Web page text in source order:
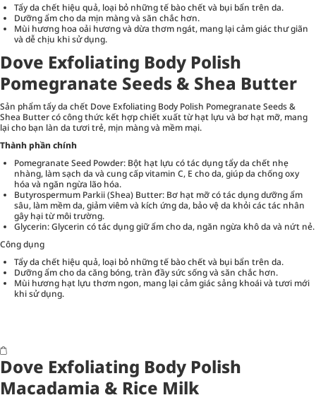
Tẩy da chết hiệu quả, loại bỏ những tế bào chết và bụi bẩn trên da.
Dưỡng ẩm cho da mịn màng và săn chắc hơn.
Mùi hương hoa oải hương và dừa thơm ngát, mang lại cảm giác thư giãn
và dễ chịu khi sử dụng.
Dove Exfoliating Body Polish
Pomegranate Seeds & Shea Butter
Sản phẩm tẩy da chết Dove Exfoliating Body Polish Pomegranate Seeds &
Shea Butter có công thức kết hợp chiết xuất từ hạt lựu và bơ hạt mỡ, mang
lại cho bạn làn da tươi trẻ, mịn màng và mềm mại.
Thành phần chính
Pomegranate Seed Powder: Bột hạt lựu có tác dụng tẩy da chết nhẹ
nhàng, làm sạch da và cung cấp vitamin C, E cho da, giúp da chống oxy
hóa và ngăn ngừa lão hóa.
Butyrospermum Parkii (Shea) Butter: Bơ hạt mỡ có tác dụng dưỡng ẩm
sâu, làm mềm da, giảm viêm và kích ứng da, bảo vệ da khỏi các tác nhân
gây hại từ môi trường.
Glycerin: Glycerin có tác dụng giữ ẩm cho da, ngăn ngừa khô da và nứt nẻ.
Công dụng
Tẩy da chết hiệu quả, loại bỏ những tế bào chết và bụi bẩn trên da.
Dưỡng ẩm cho da căng bóng, tràn đầy sức sống và săn chắc hơn.
Mùi hương hạt lựu thơm ngon, mang lại cảm giác sảng khoái và tươi mới
khi sử dụng.
Dove Exfoliating Body Polish
Macadamia & Rice Milk